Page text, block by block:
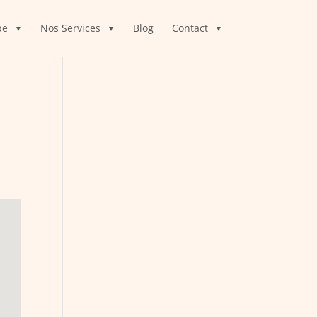
Nos Services Blog Contact